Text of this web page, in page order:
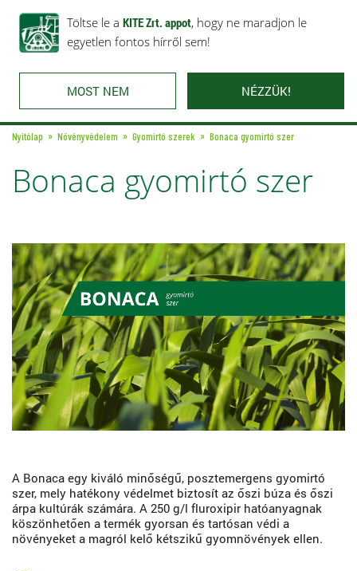
Töltse le a KITE Zrt. appot, hogy ne maradjon le
egyetlen fontos hírről sem!
MOST NEM NÉZZÜK!
Rólunk Ajánlataink Karrier Kapcsolat
Nyitólap Növényvédelem Gyomirtó szerek Bonaca gyomirtó szer
Bonaca gyomirtó szer
A Bonaca egy kiváló minőségű, posztemergens gyomirtó
szer, mely hatékony védelmet biztosít az őszi búza és őszi
árpa kultúrák számára. A 250 g/l fluroxipir hatóanyagnak
köszönhetően a termék gyorsan és tartósan védi a
növényeket a magról kelő kétszikű gyomnövények ellen.